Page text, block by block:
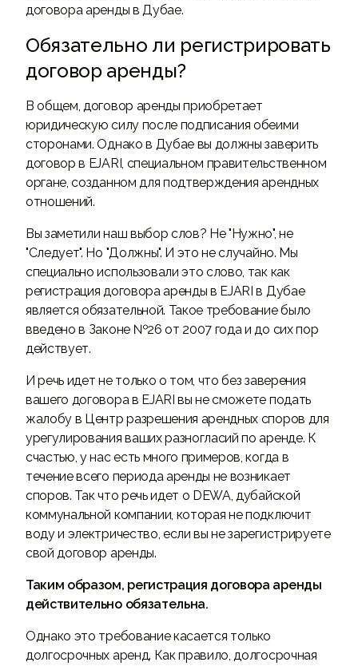
договора аренды в Дубае.
Обязательно ли регистрировать
договор аренды?
В общем, договор аренды приобретает
юридическую силу после подписания обеими
сторонами. Однако в Дубае вы должны заверить
договор в EJARI, специальном правительственном
органе, созданном для подтверждения арендных
отношений.
Вы заметили наш выбор слов? Не "Нужно", не
"Следует". Но "Должны". И это не случайно. Мы
специально использовали это слово, так как
регистрация договора аренды в EJARI в Дубае
является обязательной. Такое требование было
введено в Законе №26 от 2007 года и до сих пор
действует.
И речь идет не только о том, что без заверения
вашего договора в EJARI вы не сможете подать
жалобу в Центр разрешения арендных споров для
урегулирования ваших разногласий по аренде. К
счастью, у нас есть много примеров, когда в
течение всего периода аренды не возникает
споров. Так что речь идет о DEWA, дубайской
коммунальной компании, которая не подключит
воду и электричество, если вы не зарегистрируете
свой договор аренды.
Таким образом, регистрация договора аренды
действительно обязательна.
Однако это требование касается только
долгосрочных аренд. Как правило, долгосрочная